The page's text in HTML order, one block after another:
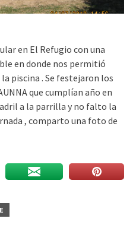
en El Refugio con una
en donde nos permitió
piscina . Se festejaron los
que cumplían año en
a la parrilla y no falto la
, comparto una foto de